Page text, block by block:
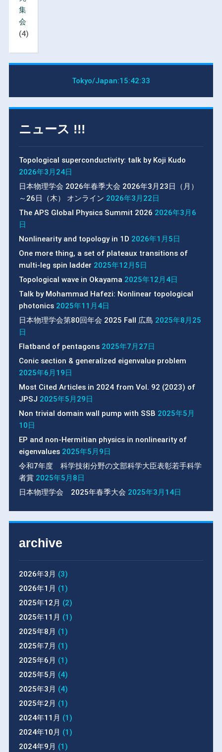
集
会
(4)
Tokyo/Japan:15:42:34
ニュース !!!
Topological superconductivity: talk by Koji Kudo
2026年3月24日
日本物理学会 2026年春季大会 2026年3月23日（月）
～26日（木） オンライン 2026年3月22日
The APS Global Physics Summit 2026 2026年3月6
日
Nonlinearity and topology in 1D 2026年1月5日
One more thing, a set of plateaux transitions of
multi-leg spin ladder 2025年12月5日
Topological wave in Okayama 2025年12月4日
Talk by Mohammad Hafezi: Nonlinear topological
photonics 2025年11月4日
日本物理学会第80回年会 2025 Fall 広島 2025年8月25
日
Flatband of pentagons 2025年7月27日
Conic section & generalized eigenvalue problem
2025年6月19日
Most Cited Articles in 2024 from Vol. 92 (2023) of
JPSJ 2025年5月29日
Non trivial domain wall pump with SSB 2025年5月
10日
EP and non-Hermitian physics in nonlinearity of
eigenvalues 2025年5月9日
令和7年度 科学技術分野の文部科学大臣表彰若手科学
者賞 2025年5月8日
日本物理学会 2025年春季大会 2025年3月14日
archive
2026年3月 (3)
2026年1月 (1)
2025年12月 (2)
2025年11月 (1)
2025年8月 (1)
2025年7月 (1)
2025年6月 (1)
2025年5月 (4)
2025年3月 (4)
2025年2月 (1)
2024年11月 (1)
2024年10月 (1)
2024年9月 (1)